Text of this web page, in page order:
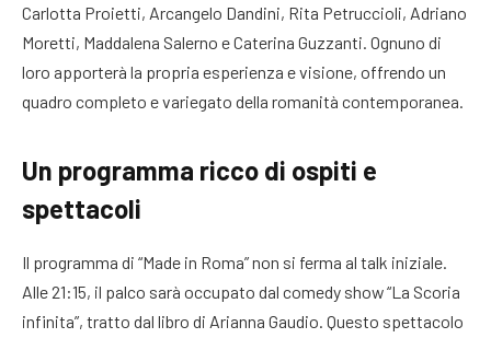
Carlotta Proietti, Arcangelo Dandini, Rita Petruccioli, Adriano
Moretti, Maddalena Salerno e Caterina Guzzanti. Ognuno di
loro apporterà la propria esperienza e visione, offrendo un
quadro completo e variegato della romanità contemporanea.
Un programma ricco di ospiti e
spettacoli
Il programma di “Made in Roma” non si ferma al talk iniziale.
Alle 21:15, il palco sarà occupato dal comedy show “La Scoria
infinita”, tratto dal libro di Arianna Gaudio. Questo spettacolo